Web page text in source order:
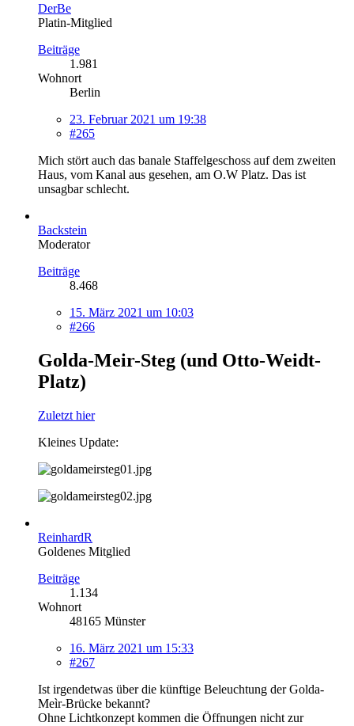
DerBe
Platin-Mitglied
Beiträge
1.981
Wohnort
Berlin
23. Februar 2021 um 19:38
#265
Mich stört auch das banale Staffelgeschoss auf dem zweiten
Haus, vom Kanal aus gesehen, am O.W Platz. Das ist
unsagbar schlecht.
Backstein
Moderator
Beiträge
8.468
15. März 2021 um 10:03
#266
Golda-Meir-Steg (und Otto-Weidt-
Platz)
Zuletzt hier
Kleines Update:
ReinhardR
Goldenes Mitglied
Beiträge
1.134
Wohnort
48165 Münster
16. März 2021 um 15:33
#267
Ist irgendetwas über die künftige Beleuchtung der Golda-
Meìr-Brücke bekannt?
Ohne Lichtkonzept kommen die Öffnungen nicht zur